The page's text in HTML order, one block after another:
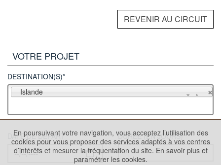
REVENIR AU CIRCUIT
VOTRE PROJET
DESTINATION(S)*
Islande
DATE DE DÉPART DURÉE (EN JOURS)
En poursuivant votre navigation, vous acceptez l’utilisation des
cookies pour vous proposer des services adaptés à vos centres
d’intérêts et mesurer la fréquentation du site. En savoir plus et
paramétrer les cookies.